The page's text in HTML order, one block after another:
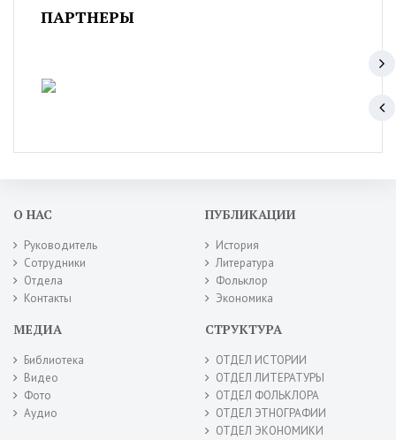
ПАРТНЕРЫ
О НАС
Руководитель
Сотрудники
Отдела
Контакты
ПУБЛИКАЦИИ
История
Литература
Фольклор
Экономика
МЕДИА
Библиотека
Видео
Фото
Аудио
СТРУКТУРА
ОТДЕЛ ИСТОРИИ
ОТДЕЛ ЛИТЕРАТУРЫ
ОТДЕЛ ФОЛЬКЛОРА
ОТДЕЛ ЭТНОГРАФИИ
ОТДЕЛ ЭКОНОМИКИ